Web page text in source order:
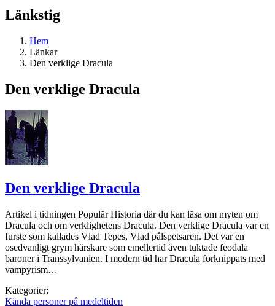
Länkstig
Hem
Länkar
Den verklige Dracula
Den verklige Dracula
Den verklige Dracula
Artikel i tidningen Populär Historia där du kan läsa om myten om
Dracula och om verklighetens Dracula. Den verklige Dracula var en
furste som kallades Vlad Tepes, Vlad pålspetsaren. Det var en
osedvanligt grym härskare som emellertid även tuktade feodala
baroner i Transsylvanien. I modern tid har Dracula förknippats med
vampyrism…
Kategorier:
Kända personer på medeltiden